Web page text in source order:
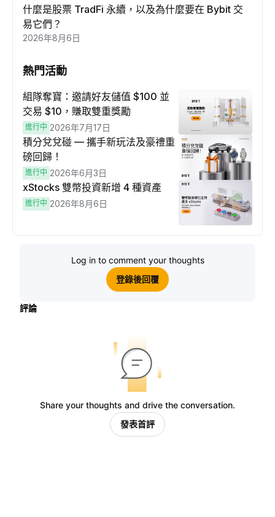
什麼是股票 TradFi 永續，以及為什麼要在 Bybit 交
易它們？
2026年8月6日
熱門活動
組隊奪寶：邀請好友儲值 $100 並
交易 $10，賺取雙重獎勵
進行中 2026年7月17日
積分兌兌碰 — 攜手新玩法及豪禮重
磅回歸！
進行中 2026年6月3日
xStocks 雙幣投資新增 4 種資產
進行中 2026年8月6日
Log in to comment your thoughts
登錄後回覆
評論
Share your thoughts and drive the conversation.
發表首評